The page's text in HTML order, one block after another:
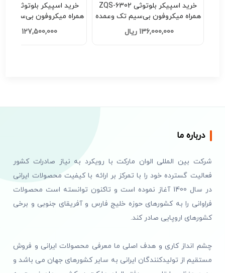
خرید اسپیکر بلوتوثی ZQS-6302
همراه میکروفون بی‌سیم تک وعمده
136,000,000 ریال
همراه میکروفون بی‌سیم
کد H201
127,500,000 ریال
درباره ما
شرکت بین المللی الوان مارکت با رویکرد به نیاز صادرات کشور
فعالیت گسترده خود را با تمرکز بر ارائه با کیفیت محصولات ایرانی
در سال 1400 آغاز نموده است و تاکنون توانسته است محصولات
فراوانی را به کشورهای حوزه خلیج فارس و آفریقای جنوبی و برخی
کشورهای اروپایی صادر کند.
چشم انداز کاری و هدف اصلی ما معرفی محصولات ایرانی و فروش
مستقیم از تولیدکنندگان ایرانی به سایر کشورهای جهان می باشد و